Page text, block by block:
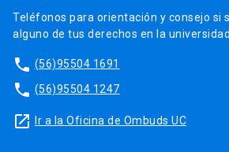
Teléfonos para orientación y consejo si
alguno de tus derechos en la universidad.
phone (56)95504 1691
phone (56)95504 1247
launch Ir a la Oficina de Ombuds UC